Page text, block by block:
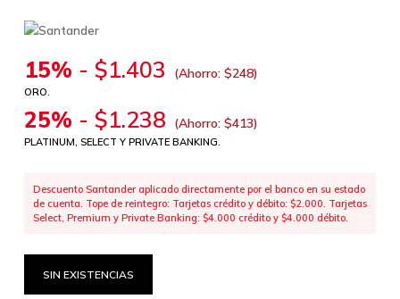
15% - $1.403 (Ahorro: $248)
ORO.
25% - $1.238 (Ahorro: $413)
PLATINUM, SELECT Y PRIVATE BANKING.
Descuento Santander aplicado directamente por el banco en su estado
de cuenta. Tope de reintegro: Tarjetas crédito y débito: $2.000. Tarjetas
Select, Premium y Private Banking: $4.000 crédito y $4.000 débito.
SIN EXISTENCIAS